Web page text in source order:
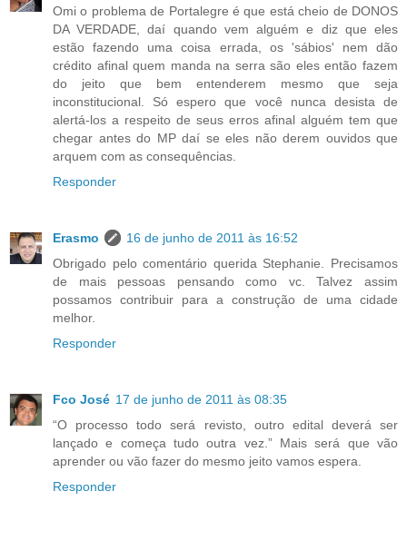
Omi o problema de Portalegre é que está cheio de DONOS
DA VERDADE, daí quando vem alguém e diz que eles
estão fazendo uma coisa errada, os 'sábios' nem dão
crédito afinal quem manda na serra são eles então fazem
do jeito que bem entenderem mesmo que seja
inconstitucional. Só espero que você nunca desista de
alertá-los a respeito de seus erros afinal alguém tem que
chegar antes do MP daí se eles não derem ouvidos que
arquem com as consequências.
Responder
Erasmo
16 de junho de 2011 às 16:52
Obrigado pelo comentário querida Stephanie. Precisamos
de mais pessoas pensando como vc. Talvez assim
possamos contribuir para a construção de uma cidade
melhor.
Responder
Fco José 17 de junho de 2011 às 08:35
“O processo todo será revisto, outro edital deverá ser
lançado e começa tudo outra vez.” Mais será que vão
aprender ou vão fazer do mesmo jeito vamos espera.
Responder